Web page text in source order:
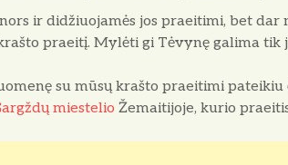
ir didžiuoja­mės jos praeitimi, bet dar
praeitį. Mylėti gi Tėvynę galima tik
su mūsų krašto praeitimi
miestelio Žemaitijoje, kurio